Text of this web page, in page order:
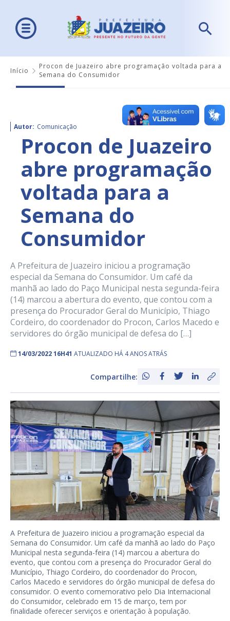
Início
Procon de Juazeiro abre programação voltada para a
Semana do Consumidor
Autor: Comunicação
Procon de Juazeiro
abre programação
voltada para a
Semana do
Consumidor
A Prefeitura de Juazeiro iniciou a programação
especial da Semana do Consumidor. Um café da
manhã ao lado do Paço Municipal nesta segunda-feira
(14) marcou a abertura do evento, que contou com a
presença do Procurador Geral do Município, Thiago
Cordeiro, do coordenador do Procon, Carlos Macedo e
servidores do órgão municipal de defesa do […]
14/03/2022 16H41 ATUALIZADO HÁ 4 ANOS ATRÁS
Compartilhe:
A Prefeitura de Juazeiro iniciou a programação especial da
Semana do Consumidor. Um café da manhã ao lado do Paço
Municipal nesta segunda-feira (14) marcou a abertura do
evento, que contou com a presença do Procurador Geral do
Município, Thiago Cordeiro, do coordenador do Procon,
Carlos Macedo e servidores do órgão municipal de defesa do
consumidor. O evento comemorativo pelo Dia Internacional
do Consumidor, celebrado em 15 de março, tem por
finalidade oferecer serviços e orientação à população.